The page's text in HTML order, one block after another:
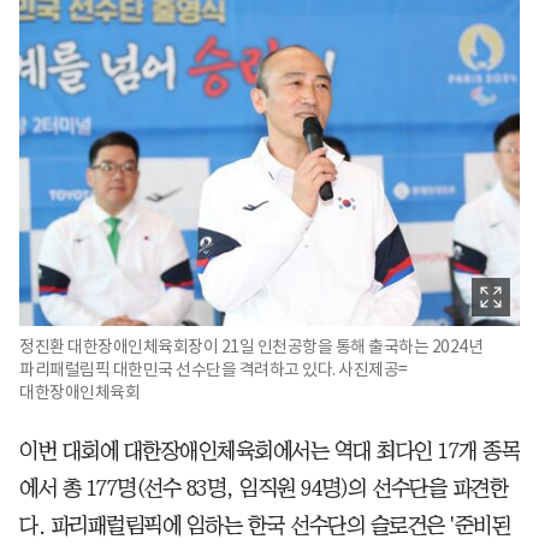
정진환 대한장애인체육회장이 21일 인천공항을 통해 출국하는 2024년
파리패럴림픽 대한민국 선수단을 격려하고 있다. 사진제공=
대한장애인체육회
이번 대회에 대한장애인체육회에서는 역대 최다인 17개 종목
에서 총 177명(선수 83명, 임직원 94명)의 선수단을 파견한
다. 파리패럴림픽에 임하는 한국 선수단의 슬로건은 '준비된